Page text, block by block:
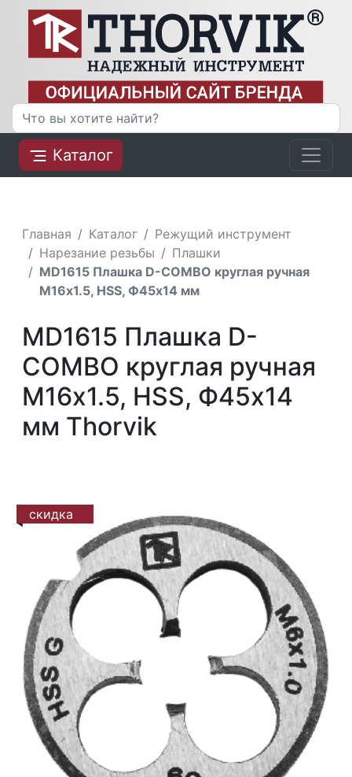
Каталог
Главная Каталог
Режущий инструмент
Нарезание резьбы
Плашки
MD1615 Плашка D-COMBO круглая ручная
М16х1.5, HSS, Ф45х14 мм
MD1615 Плашка D-
COMBO круглая ручная
М16х1.5, HSS, Ф45х14
мм Thorvik
скидка